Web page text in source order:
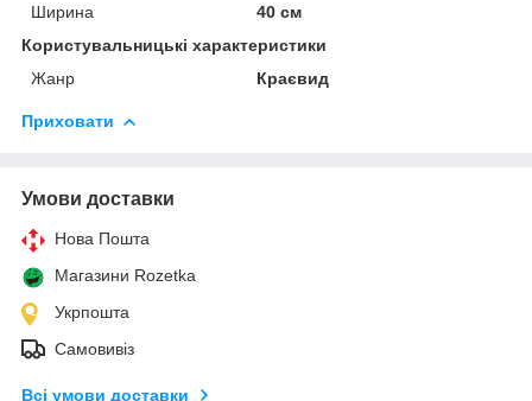
Ширина
40 см
Користувальницькі характеристики
Жанр
Краєвид
Приховати
Умови доставки
Нова Пошта
Магазини Rozetka
Укрпошта
Самовивіз
Всі умови доставки